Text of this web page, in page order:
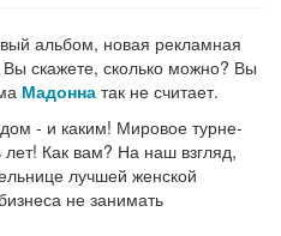
альбом, новая рекламная
скажете, сколько можно? Вы
Мадонна так не считает.
- и каким! Мировое турне-
Как вам? На наш взгляд,
лучшей женской
не занимать